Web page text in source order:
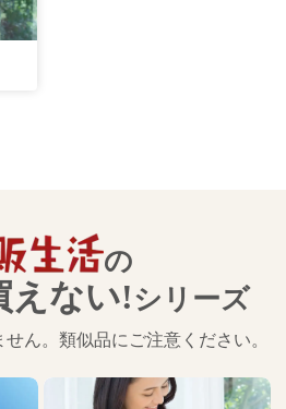
の
えない!シリーズ
ん。類似品にご注意ください。